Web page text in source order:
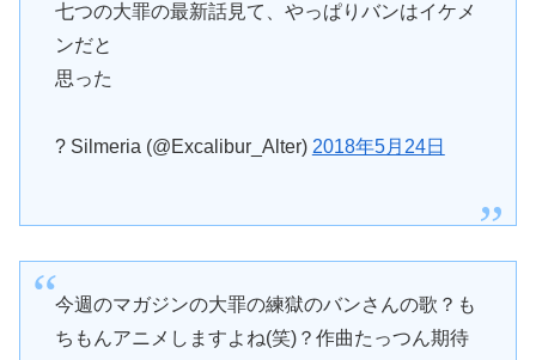
七つの大罪の最新話見て、やっぱりバンはイケメ
ンだと
思った
? Silmeria (@Excalibur_Alter) 2018年5月24日
今週のマガジンの大罪の練獄のバンさんの歌？も
ちもんアニメしますよね(笑)？作曲たっつん期待